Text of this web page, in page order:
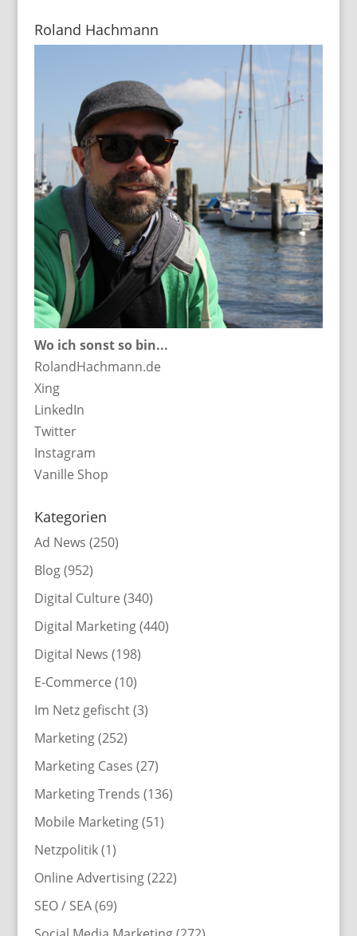
Roland Hachmann
Wo ich sonst so bin...
RolandHachmann.de
Xing
LinkedIn
Twitter
Instagram
Vanille Shop
Kategorien
Ad News (250)
Blog(952)
Digital Culture (340)
Digital Marketing(440)
Digital News (198)
E-Commerce (10)
Im Netz gefischt(3)
Marketing(252)
Marketing Cases (27)
Marketing Trends (136)
Mobile Marketing(51)
Netzpolitik(1)
Online Advertising(222)
SEO / SEA(69)